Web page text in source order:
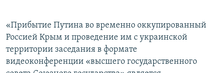
«Прибытие Путина во временно оккупированный
Россией Крым и проведение им с украинской
территории заседания в формате
видеоконференции «высшего государственного